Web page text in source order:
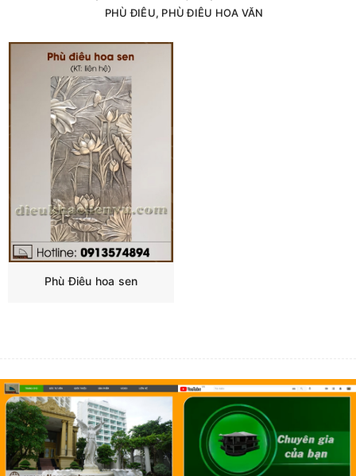
PHÙ ĐIÊU, PHÙ ĐIÊU HOA VĂN
Phù Điêu hoa sen